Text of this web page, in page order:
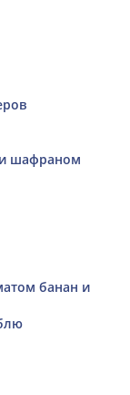
шафраном
банан и